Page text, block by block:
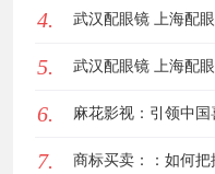
眼唇，才是你整张脸
女生的气质加分项
4. 武汉配眼镜 上海配
5. 武汉配眼镜 上海配
6. 麻花影视：引领中
与发展之路
7. 商标买卖：：如何